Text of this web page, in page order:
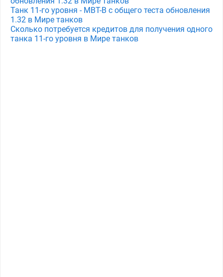
Танк 11-го уровня - MBT-B с общего теста обновления
1.32 в Мире танков
Сколько потребуется кредитов для получения одного
танка 11-го уровня в Мире танков